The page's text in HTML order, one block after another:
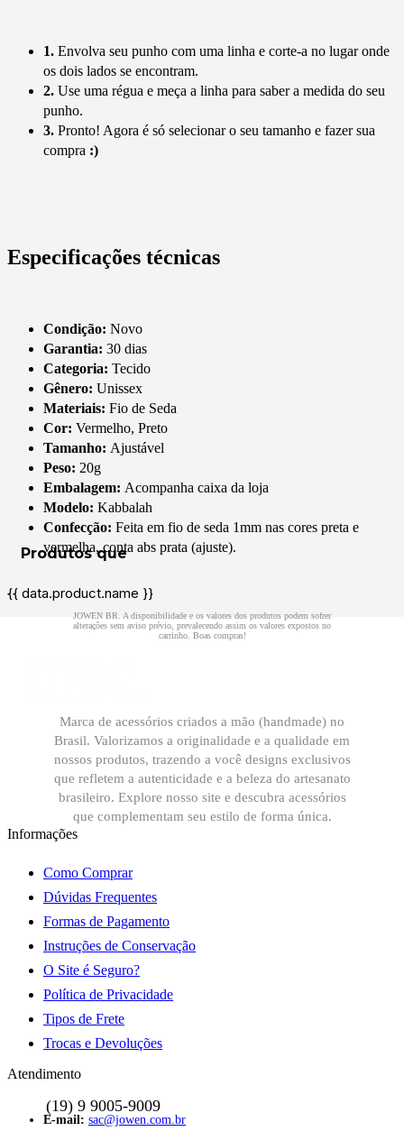
1. Envolva seu punho com uma linha e corte-a no lugar onde
os dois lados se encontram.
2. Use uma régua e meça a linha para saber a medida do seu
punho.
3. Pronto! Agora é só selecionar o seu tamanho e fazer sua
compra :)
Especificações técnicas
Condição: Novo
Garantia: 30 dias
Categoria: Tecido
Gênero: Unissex
Materiais: Fio de Seda
Cor: Vermelho, Preto
Tamanho: Ajustável
Peso: 20g
Embalagem: Acompanha caixa da loja
Modelo: Kabbalah
Confecção: Feita em fio de seda 1mm nas cores preta e
vermelha, conta abs prata (ajuste).
{{ data.product.name }}
Marca de acessórios criados a mão (handmade) no
Brasil. Valorizamos a originalidade e a qualidade em
nossos produtos, trazendo a você designs exclusivos
que refletem a autenticidade e a beleza do artesanato
brasileiro. Explore nosso site e descubra acessórios
que complementam seu estilo de forma única.
Informações
Como Comprar
Dúvidas Frequentes
Formas de Pagamento
Instruções de Conservação
O Site é Seguro?
Política de Privacidade
Tipos de Frete
Trocas e Devoluções
Atendimento
sac@jowen.com.br